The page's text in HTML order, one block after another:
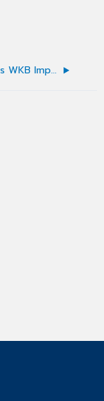
Aufruf des WKB Impfmoduls